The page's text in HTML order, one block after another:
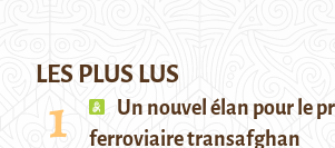
LES PLUS LUS
Un nouvel élan pour le
ferroviaire transafghan